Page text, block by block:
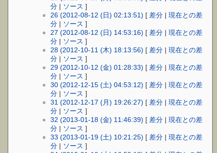
分 | ソース ]
26 (2012-08-12 (日) 02:13:51) [ 差分 |現在との差
分 | ソース ]
27 (2012-08-12 (日) 14:53:16) [ 差分 |現在との差
分 | ソース ]
28 (2012-10-11 (木) 18:13:56) [ 差分 |現在との差
分 | ソース ]
29 (2012-10-12 (金) 01:28:33) [ 差分 |現在との差
分 | ソース ]
30 (2012-12-15 (土) 04:53:12) [ 差分 |現在との差
分 | ソース ]
31 (2012-12-17 (月) 19:26:27) [ 差分 |現在との差
分 | ソース ]
32 (2013-01-18 (金) 11:46:39) [ 差分 |現在との差
分 | ソース ]
33 (2013-01-19 (土) 10:21:25) [ 差分 |現在との差
分 | ソース ]